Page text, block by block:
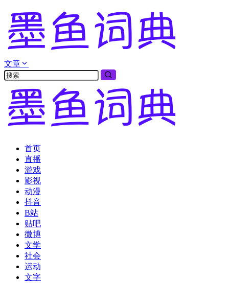
文章
首页
直播
游戏
影视
动漫
抖音
B站
贴吧
微博
文学
社会
运动
文字